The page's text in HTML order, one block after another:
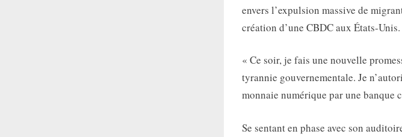
envers l’expulsion massive de
création d’une CBDC aux États-Unis.
« Ce soir, je fais une nouvelle
tyrannie gouvernementale. Je
monnaie numérique par une banque
Se sentant en phase avec son